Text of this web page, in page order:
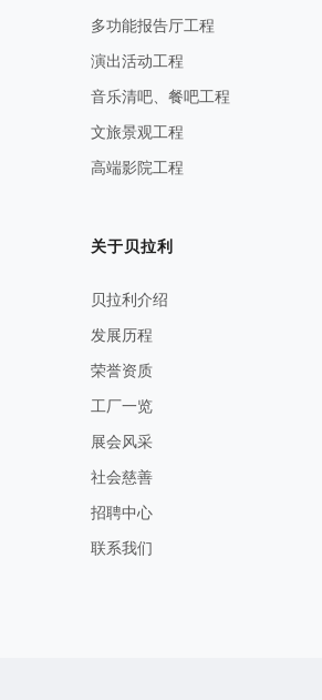
多功能报告厅工程
演出活动工程
音乐清吧、餐吧工程
文旅景观工程
高端影院工程
关于贝拉利
贝拉利介绍
发展历程
荣誉资质
工厂一览
展会风采
社会慈善
招聘中心
联系我们